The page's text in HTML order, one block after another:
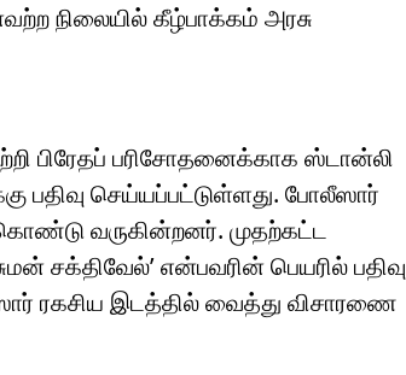
நிலையில் கீழ்பாக்கம் அரசு
பிரேதப் பரிசோதனைக்காக ஸ்டான்லி
பதிவு செய்யப்பட்டுள்ளது. போலீஸார்
வருகின்றனர். முதற்கட்ட
சக்திவேல்’ என்பவரின் பெயரில் பதிவு
ரகசிய இடத்தில் வைத்து விசாரணை